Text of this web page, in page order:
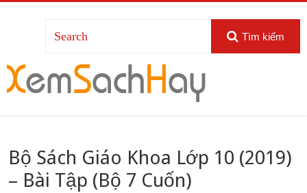
Tìm kiếm
Bộ Sách Giáo Khoa Lớp 10 (2019)
– Bài Tập (Bộ 7 Cuốn)